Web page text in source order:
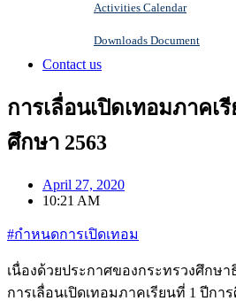
Activities Calendar
Downloads Document
Contact us
การเลื่อนเปิดเทอมภาคเ
ศึกษา 2563
April 27, 2020
10:21 AM
#กำหนดการเปิดเทอม
เนื่องด้วยประกาศของกระทรวงศึกษา
การเลื่อนเปิดเทอมภาคเรียนที่ 1 ปีกา